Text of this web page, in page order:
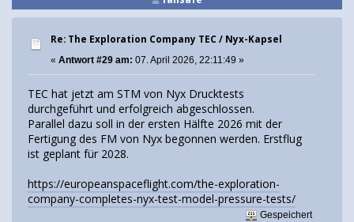
Re: The Exploration Company TEC / Nyx-Kapsel
« Antwort #29 am: 07. April 2026, 22:11:49 »
TEC hat jetzt am STM von Nyx Drucktests
durchgeführt und erfolgreich abgeschlossen.
Parallel dazu soll in der ersten Hälfte 2026 mit der
Fertigung des FM von Nyx begonnen werden. Erstflug
ist geplant für 2028.
https://europeanspaceflight.com/the-exploration-
company-completes-nyx-test-model-pressure-tests/
Gespeichert